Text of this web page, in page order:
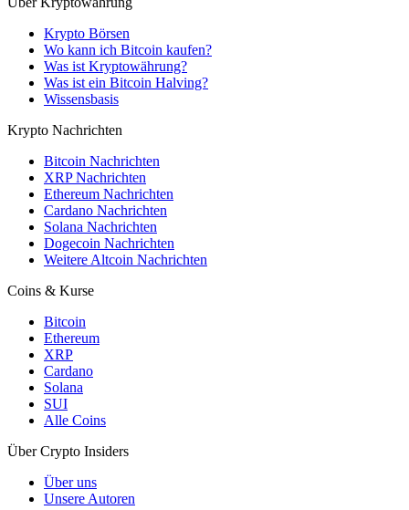
Krypto Börsen
Wo kann ich Bitcoin kaufen?
Was ist Kryptowährung?
Was ist ein Bitcoin Halving?
Wissensbasis
Krypto Nachrichten
Bitcoin Nachrichten
XRP Nachrichten
Ethereum Nachrichten
Cardano Nachrichten
Solana Nachrichten
Dogecoin Nachrichten
Weitere Altcoin Nachrichten
Coins & Kurse
Bitcoin
Ethereum
XRP
Cardano
Solana
SUI
Alle Coins
Über Crypto Insiders
Über uns
Unsere Autoren